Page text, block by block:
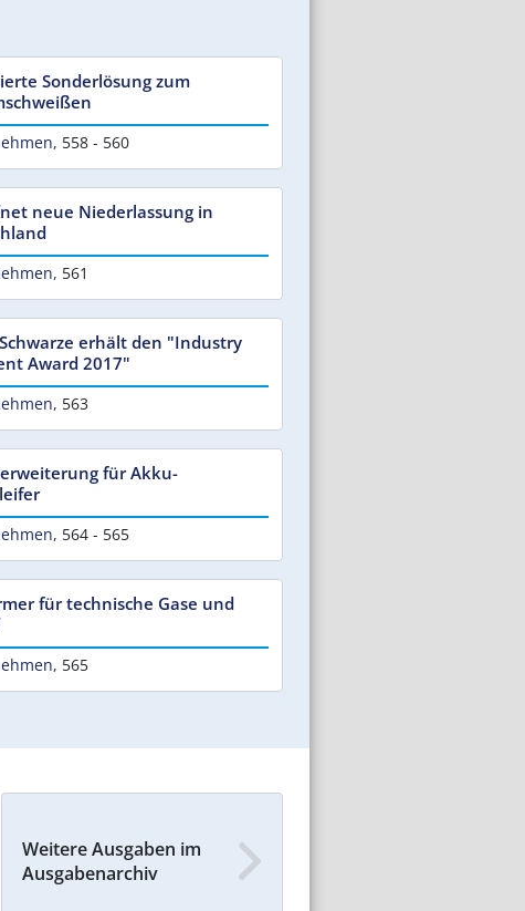
Sonderlösung zum
, 558 - 560
neue Niederlassung in
, 561
erhält den "Industry
Award 2017"
, 563
für Akku-
, 564 - 565
für technische Gase und
, 565
Weitere Ausgaben im
Ausgabenarchiv